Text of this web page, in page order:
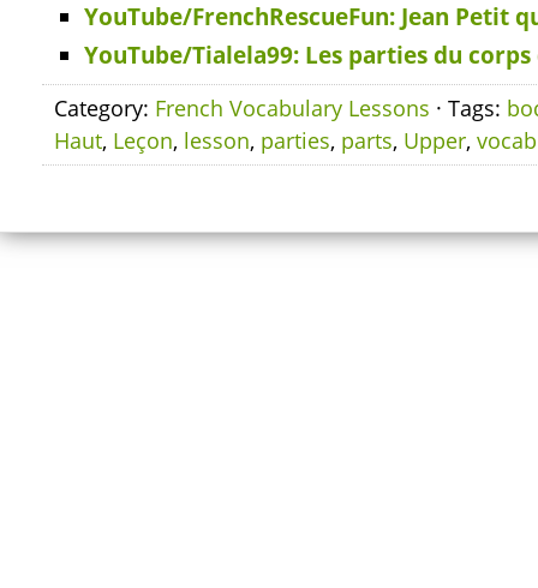
YouTube/FrenchRescueFun: Jean Petit
YouTube/Tialela99: Les parties du corps
Category: French Vocabulary Lessons · Tags:
Haut, Leçon, lesson, parties, parts, Upper,